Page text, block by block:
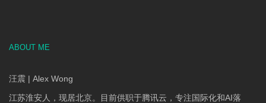
ABOUT ME
汪震 | Alex Wong
江苏淮安人，现居北京。目前供职于腾讯云，专注国际化和AI落